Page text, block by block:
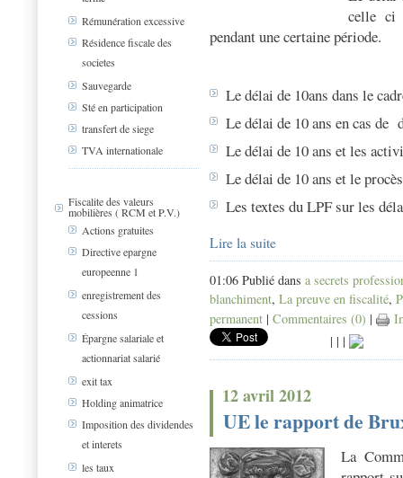
Rémunération excessive
Résidence fiscale des
societes
Sauvegarde
Sté en participation
transfert de siege
TVA internationale
Fiscalite des valeurs
mobilières ( RCM et P.V.)
Actions gratuites
Directive epargne
europeenne 1
enregistrement des
cessions
Épargne salariale et
actionnariat salarié
exit tax
Holding animatrice
Imposition des dividendes
et interets
les taux
celle ci
pendant une certaine période.
Le délai de 10ans dans le
Le délai de 10 ans en cas de
Le délai de 10 ans et les
Le délai de 10 ans et le
Les textes du LPF sur les
Lire la suite
01:06 Publié dans a secrets
blanchiment, La preuve en fiscalité,
permanent | Commentaires (0) |
| | |
12 avril 2012
UE le rapport de
La